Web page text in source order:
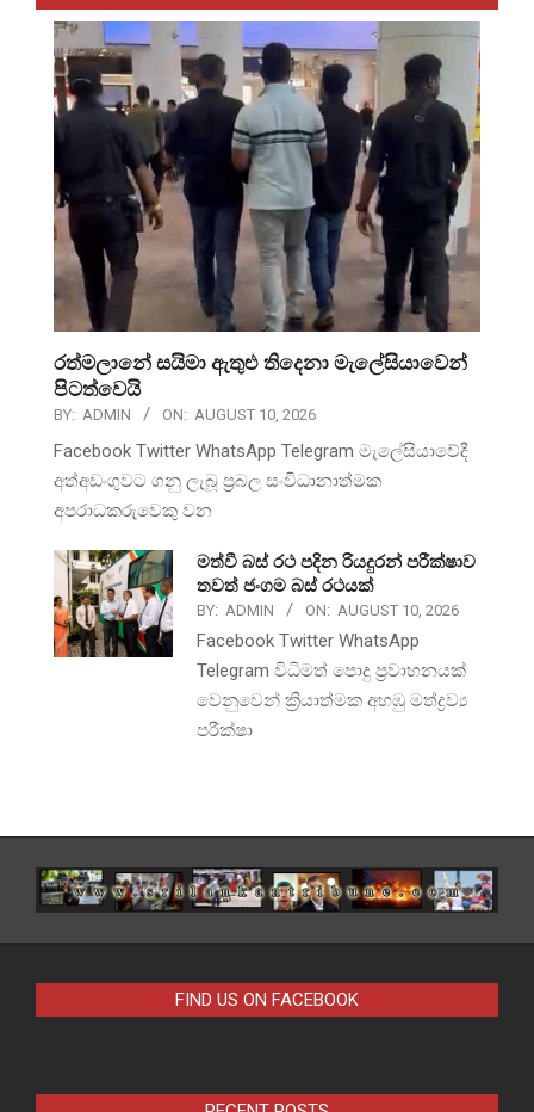
රත්මලානේ සයිමා ඇතුළු තිදෙනා මැලේසියාවෙන්
පිටත්වෙයි
BY: ADMIN ON: AUGUST 10, 2026
Facebook Twitter WhatsApp Telegram මැලේසියාවේදී
අත්අඩංගුවට ගනු ලැබූ ප්‍රබල සංවිධානාත්මක
අපරාධකරුවෙකු වන
මත්වී බස් රථ පදින රියදුරන් පරීක්ෂාව
තවත් ජංගම බස් රථයක්
BY: ADMIN ON: AUGUST 10, 2026
Facebook Twitter WhatsApp
Telegram විධිමත් පොදු ප්‍රවාහනයක්
වෙනුවෙන් ක්‍රියාත්මක අහඹු මත්ද්‍රව්‍ය
පරීක්ෂා
FIND US ON FACEBOOK